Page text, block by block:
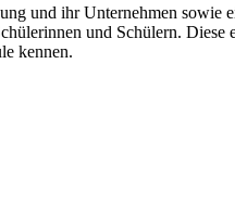
und ihr Unternehmen sowie
und Schülern. Diese
kennen.